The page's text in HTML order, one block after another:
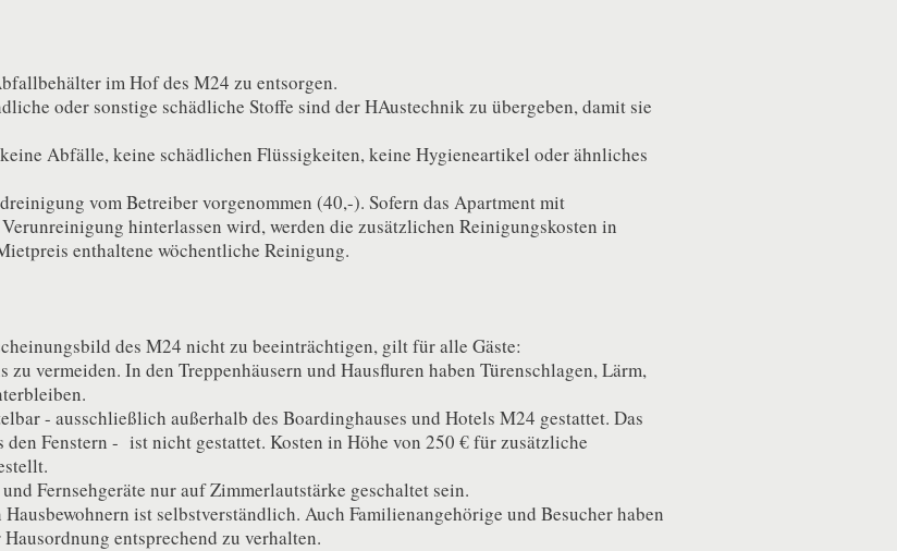
im Hof des M24 zu entsorgen.
oder sonstige schädliche Stoffe sind der HAustechnik zu übergeben, damit sie
Abfälle, keine schädlichen Flüssigkeiten, keine Hygieneartikel oder ähnliches
vom Betreiber vorgenommen (40,-). Sofern das Apartment mit
hinterlassen wird, werden die zusätzlichen Reinigungskosten in
enthaltene wöchentliche Reinigung.
des M24 nicht zu beeinträchtigen, gilt für alle Gäste:
zu vermeiden. In den Treppenhäusern und Hausfluren haben Türenschlagen, Lärm,
- ausschließlich außerhalb des Boardinghauses und Hotels M24 gestattet. Das
den Fenstern - ist nicht gestattet. Kosten in Höhe von 250 € für zusätzliche
Fernsehgeräte nur auf Zimmerlautstärke geschaltet sein.
ist selbstverständlich. Auch Familienangehörige und Besucher haben
entsprechend zu verhalten.